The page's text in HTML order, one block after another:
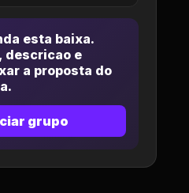
esta baixa.
descricao e
a proposta do
grupo